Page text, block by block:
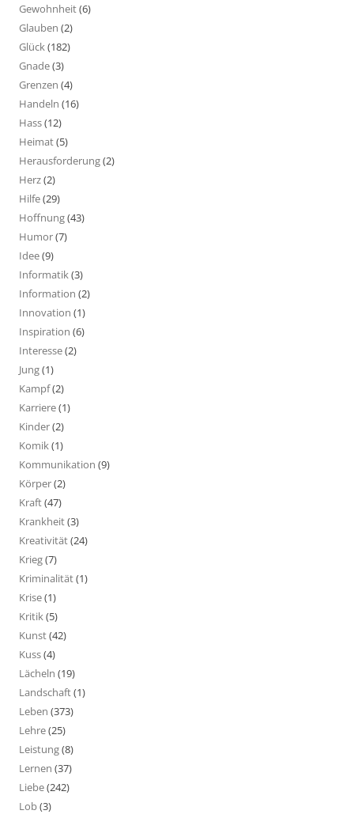
Gewohnheit(6)
Glauben (2)
Glück(182)
Gnade(3)
Grenzen (4)
Handeln (16)
Hass(12)
Heimat(5)
Herausforderung(2)
Herz(2)
Hilfe(29)
Hoffnung(43)
Humor(7)
Idee(9)
Informatik(3)
Information (2)
Innovation (1)
Inspiration (6)
Interesse(2)
Jung(1)
Kampf(2)
Karriere(1)
Kinder(2)
Komik(1)
Kommunikation (9)
Körper(2)
Kraft(47)
Krankheit(3)
Kreativität(24)
Krieg(7)
Kriminalität(1)
Krise(1)
Kritik(5)
Kunst(42)
Kuss(4)
Lächeln (19)
Landschaft(1)
Leben (373)
Lehre(25)
Leistung(8)
Lernen (37)
Liebe(242)
Lob(3)